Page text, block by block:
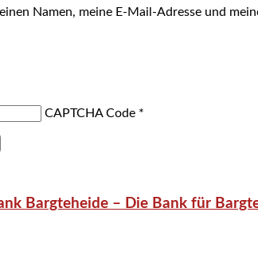
Namen, meine E-Mail-Adresse und
CAPTCHA Code *
Bargteheide – Die Bank für